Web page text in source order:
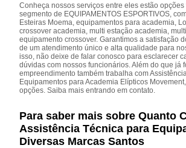
Conheça nossos serviços entre eles estão opções
segmento de EQUIPAMENTOS ESPORTIVOS,
Esteiras Moema, equipamentos para academia,
crossover academia, multi estação academia,
equipamento crossover. Garantimos a satisfação
de um atendimento único e alta qualidade para
isso, não deixe de falar conosco para esclarecer
dúvidas com nossos funcionários. Além do que já
empreendimento também trabalha com
Equipamentos para Academia Elípticos
opções. Saiba mais entrando em contato.
Para saber mais sobre Quanto
Assistência Técnica para
Diversas Marcas Santos